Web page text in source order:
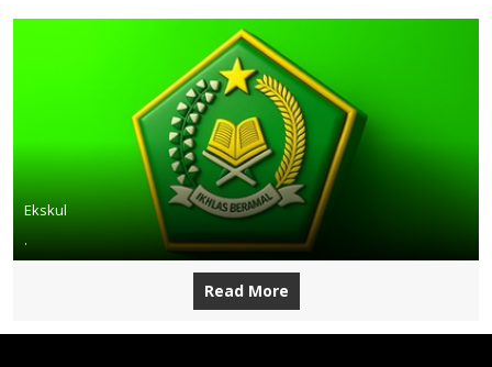
Ekskul
.
Read More